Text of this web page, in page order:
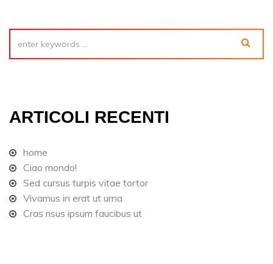
ARTICOLI RECENTI
home
Ciao mondo!
Sed cursus turpis vitae tortor
Vivamus in erat ut urna
Cras risus ipsum faucibus ut